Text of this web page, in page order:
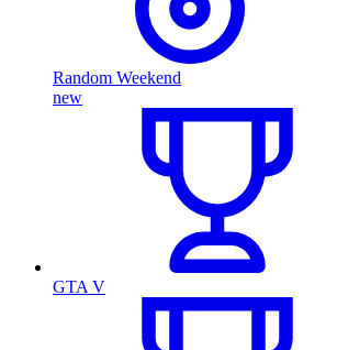
Random Weekend
new
GTA V